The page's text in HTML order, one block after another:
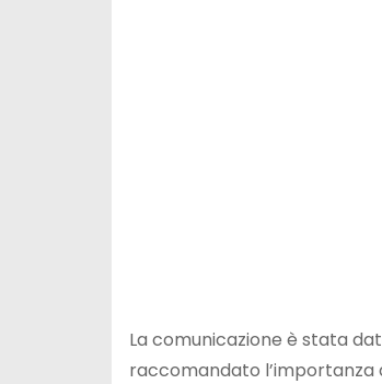
La comunicazione è stata
raccomandato